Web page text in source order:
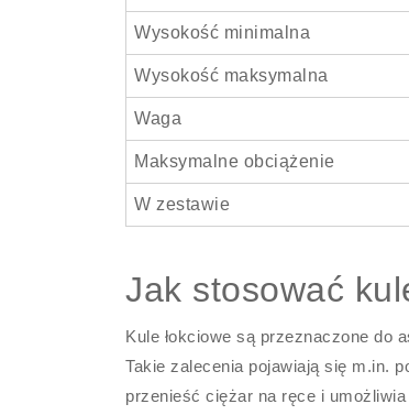
Wysokość minimalna
Wysokość maksymalna
Waga
Maksymalne obciążenie
W zestawie
Jak stosować
Kule łokciowe są przeznaczone do
Takie zalecenia pojawiają się m.in.
przenieść ciężar na ręce i